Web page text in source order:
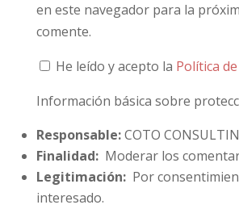
en este navegador para la
comente.
He leído y acepto la Política
Información básica sobre
Responsable:COTO
Finalidad:Moderar los
Legitimación:Por
interesado.